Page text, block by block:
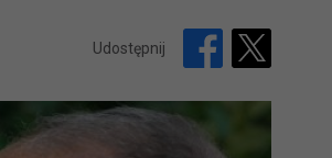
Udostępnij